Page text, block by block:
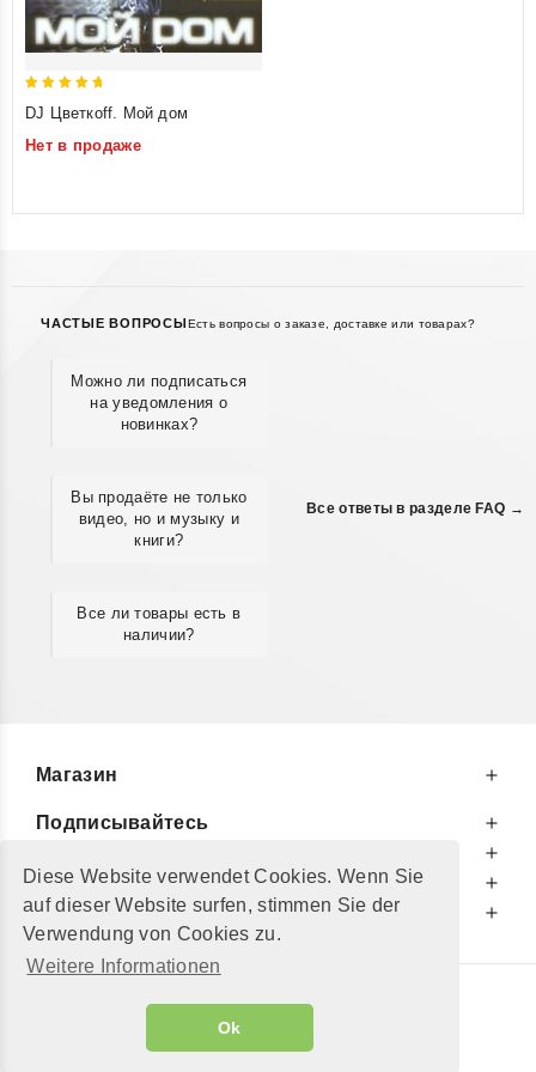
Diese Website verwendet Cookies. Wenn Sie
auf dieser Website surfen, stimmen Sie der
Verwendung von Cookies zu.
Weitere Informationen
Ok
out of 5
DJ Цветкоff. Мой дом
Нет в продаже
ЧАСТЫЕ ВОПРОСЫ Есть вопросы о заказе, доставке или товарах?
Можно ли подписаться
на уведомления о
новинках?
Вы продаёте не только
видео, но и музыку и
книги?
Все ли товары есть в
наличии?
Все ответы в разделе FAQ →
Магазин
Подписывайтесь
Информируем Вас
Дополнительно
© 2002 - 2026"Petershop GmbH"
Alle Preise inkl. MwSt. und zzgl.
GeToTickets.com| build#3.12.37